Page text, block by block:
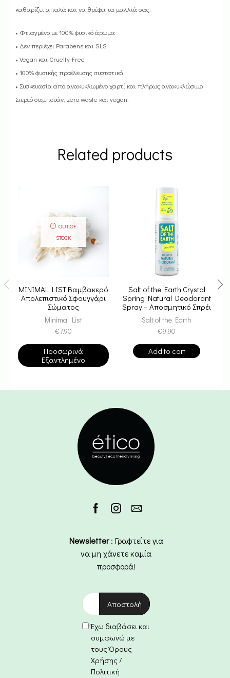
καθαρίζει απαλά και να θρέφει τα μαλλιά σας.
• Φτιαγμένο με 100% φυσικό άρωμα
• Δεν περιέχει Parabens και SLS
• Vegan και Cruelty-Free
• 100% φυσικής προέλευσης συστατικά
• Συσκευασία από ανακυκλωμένο χαρτί και πλήρως ανακυκλώσιμο
Στερεό σαμπουάν, zero waste και vegan.
Related products
OUT OF
STOCK
MINIMAL LIST Βαμβακερό
Απολεπιστικό Σφουγγάρι
Σώματος
Minimal List
€7.90
Προσωρινά
Εξαντλημένο
Salt of the Earth Crystal
Spring Natural Deodorant
Spray – Αποσμητικό Σπρέι
Από Κρύσταλλο Ιμαλαΐων
100ml
Salt of the Earth
€9.90
Add to cart
Newsletter: Γραφτείτε για
να μη χάνετε καμία
προσφορά!
Έχω διαβάσει και
συμφωνώ με
τους Όρους
Χρήσης /
Πολιτική